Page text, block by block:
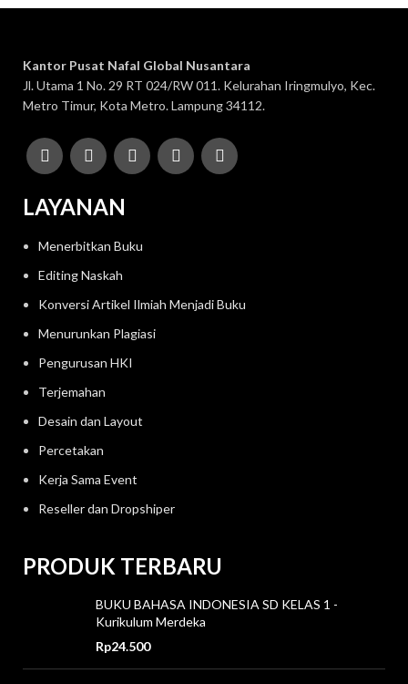
Kantor Pusat Nafal Global Nusantara
Jl. Utama 1 No. 29 RT 024/RW 011. Kelurahan Iringmulyo, Kec.
Metro Timur, Kota Metro. Lampung 34112.
LAYANAN
Menerbitkan Buku
Editing Naskah
Konversi Artikel Ilmiah Menjadi Buku
Menurunkan Plagiasi
Pengurusan HKI
Terjemahan
Desain dan Layout
Percetakan
Kerja Sama Event
Reseller dan Dropshiper
PRODUK TERBARU
BUKU BAHASA INDONESIA SD KELAS 1 -
Kurikulum Merdeka
Rp24.500